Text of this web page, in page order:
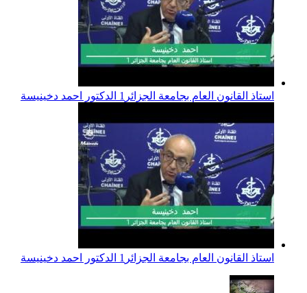
استاذ القانون العام بجامعة الجزائر1 الدكتور احمد دخينيسة
استاذ القانون العام بجامعة الجزائر1 الدكتور احمد دخينيسة